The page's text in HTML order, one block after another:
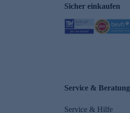
Sicher einkaufen
Service & Beratung
Service & Hilfe